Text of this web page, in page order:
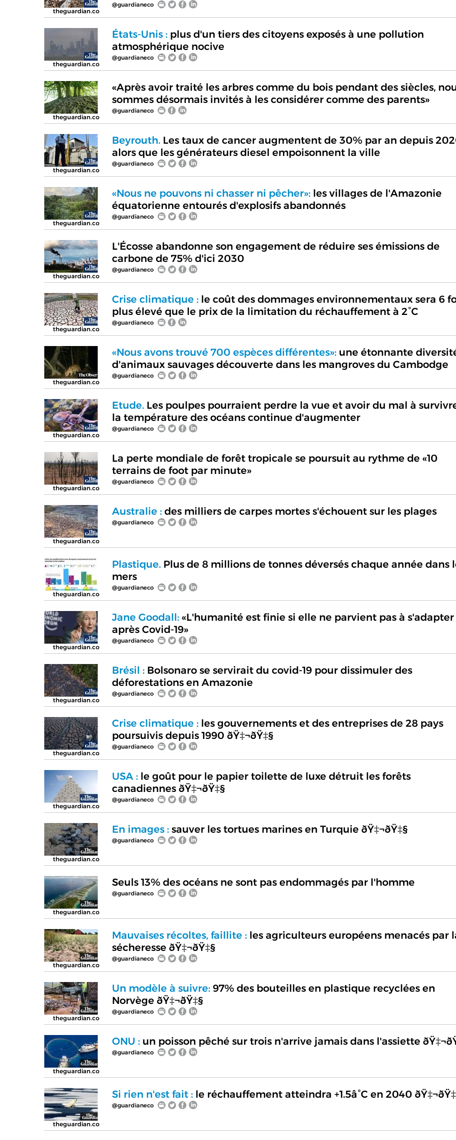
theguardian.co
@guardianeco
theguardian.co
États-Unis :plus d'un tiers des citoyens exposés à une pollution
atmosphérique nocive
@guardianeco
theguardian.co
«Après avoir traité les arbres comme du bois pendant des siècles,
sommes désormais invités à les considérer comme des parents»
@guardianeco
theguardian.co
Beyrouth.Les taux de cancer augmentent de 30% par an depuis
alors que les générateurs diesel empoisonnent la ville
@guardianeco
theguardian.co
«Nous ne pouvons ni chasser ni pêcher»:les villages de l'Amazonie
équatorienne entourés d'explosifs abandonnés
@guardianeco
theguardian.co
L'Écosse abandonne son engagement de réduire ses émissions de
carbone de 75% d'ici 2030
@guardianeco
theguardian.co
Crise climatique :le coût des dommages environnementaux sera 6
plus élevé que le prix de la limitation du réchauffement à 2°C
@guardianeco
theguardian.co
«Nous avons trouvé 700 espèces différentes»:une étonnante
d'animaux sauvages découverte dans les mangroves du Cambodge
@guardianeco
theguardian.co
Etude.Les poulpes pourraient perdre la vue et avoir du mal à
la température des océans continue d'augmenter
@guardianeco
theguardian.co
La perte mondiale de forêt tropicale se poursuit au rythme de «10
terrains de foot par minute»
@guardianeco
theguardian.co
Australie :des milliers de carpes mortes s'échouent sur les plages
@guardianeco
theguardian.co
Plastique.Plus de 8 millions de tonnes déversés chaque année dans
mers
@guardianeco
theguardian.co
Jane Goodall:«L'humanité est finie si elle ne parvient pas à s'adapter
après Covid-19»
@guardianeco
theguardian.co
Brésil :Bolsonaro se servirait du covid-19 pour dissimuler des
déforestations en Amazonie
@guardianeco
theguardian.co
Crise climatique :les gouvernements et des entreprises de 28 pays
poursuivis depuis 1990 ðŸ‡¬ðŸ‡§
@guardianeco
theguardian.co
USA :le goût pour le papier toilette de luxe détruit les forêts
canadiennes ðŸ‡¬ðŸ‡§
@guardianeco
theguardian.co
En images :sauver les tortues marines en Turquie ðŸ‡¬ðŸ‡§
@guardianeco
theguardian.co
Seuls 13% des océans ne sont pas endommagés par l'homme
@guardianeco
theguardian.co
Mauvaises récoltes, faillite :les agriculteurs européens menacés par
sécheresse ðŸ‡¬ðŸ‡§
@guardianeco
theguardian.co
Un modèle à suivre:97% des bouteilles en plastique recyclées en
Norvège ðŸ‡¬ðŸ‡§
@guardianeco
theguardian.co
ONU :un poisson pêché sur trois n'arrive jamais dans l'assiette
@guardianeco
theguardian.co
Si rien n'est fait :le réchauffement atteindra +1.5â°C en 2040
@guardianeco